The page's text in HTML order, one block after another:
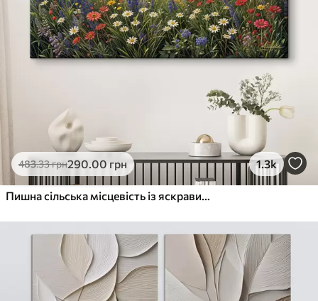
483.33грн290.00 грн 1.3k
Пишна сільська місцевість із яскравим лугом диких квітів, наповненим різнокольоровими квітами під хмарним небом